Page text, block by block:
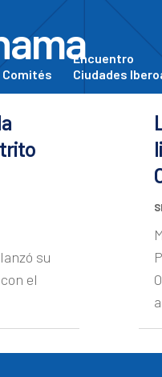
Comités
Encuentro
Ciudades
su
el